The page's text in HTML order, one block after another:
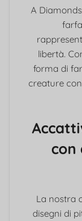
A
libertà.
forma di
creature
con
La nostra
disegni di